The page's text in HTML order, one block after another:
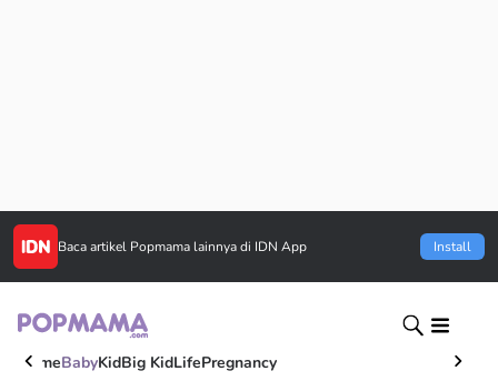
Baca artikel Popmama lainnya di IDN App Install
HomeBabyKidBig KidLifePregnancy